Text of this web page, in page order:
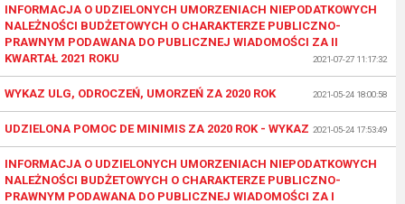
INFORMACJA O UDZIELONYCH UMORZENIACH NIEPODATKOWYCH
NALEŻNOŚCI BUDŻETOWYCH O CHARAKTERZE PUBLICZNO-
PRAWNYM PODAWANA DO PUBLICZNEJ WIADOMOŚCI ZA II
KWARTAŁ 2021 ROKU
2021-07-27 11:17:32
WYKAZ ULG, ODROCZEŃ, UMORZEŃ ZA 2020 ROK 2021-05-24 18:00:58
UDZIELONA POMOC DE MINIMIS ZA 2020 ROK - WYKAZ 2021-05-24 17:53:49
INFORMACJA O UDZIELONYCH UMORZENIACH NIEPODATKOWYCH
NALEŻNOŚCI BUDŻETOWYCH O CHARAKTERZE PUBLICZNO-
PRAWNYM PODAWANA DO PUBLICZNEJ WIADOMOŚCI ZA I